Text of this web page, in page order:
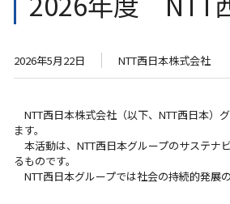
2026年5月22日 NTT西日本株式会社
NTT西日本株式会社（以下、NTT西日本）
ます。
本活動は、NTT西日本グループのサステナ
るものです。
NTT西日本グループでは社会の持続的発展